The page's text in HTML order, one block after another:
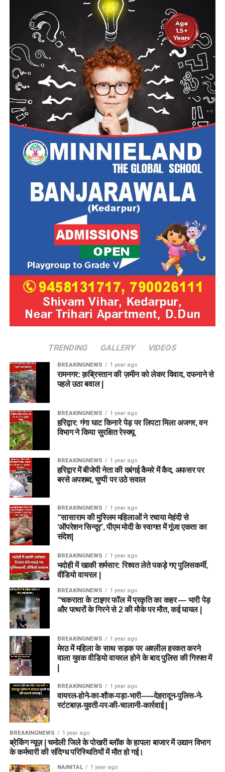
TRENDING GALLERY VIDEOS
BREAKINGNEWS 1 year ago
रामनगर: क़ब्रिस्तान की ज़मीन को लेकर विवाद, दफनाने से
पहले उठा बवाल |
BREAKINGNEWS 1 year ago
हरिद्वार: गंगा घाट किनारे पेड़ पर लिपटा मिला अजगर, वन
विभाग ने किया सुरक्षित रेस्क्यू
BREAKINGNEWS 1 year ago
हरिद्वार में बीजेपी नेता की दबंगई कैमरे में कैद, अफसर पर
बरसे अपशब्द, चुप्पी पर उठे सवाल
BREAKINGNEWS 1 year ago
“सासाराम की मुस्लिम महिलाओं ने रचाया मेहंदी से
‘ऑपरेशन सिन्दूर’, पीएम मोदी के स्वागत में गूंजा एकता का
संदेश|
BREAKINGNEWS 1 year ago
भदोही में खाकी शर्मसार: रिश्वत लेते पकड़े गए पुलिसकर्मी,
वीडियो वायरल |
BREAKINGNEWS 1 year ago
“चकराता के टाइगर फॉल में प्रकृति का कहर — भारी पेड़
और पत्थरों के गिरने से 2 की मौके पर मौत, कई घायल |
BREAKINGNEWS 1 year ago
मेरठ में महिला के साथ सड़क पर अश्लील हरकत करने
वाला युवक वीडियो वायरल होने के बाद पुलिस की गिरफ्त में
BREAKINGNEWS 1 year ago
वायरल-होने-का-शौक-पड़ा-भारी-—-देहरादून-पुलिस-ने-
स्टंटबाज़-युवती-पर-की-चालानी-कार्रवाई |
BREAKINGNEWS 1 year ago
ब्रेकिंग न्यूज़ | चमोली जिले के पोखरी ब्लॉक के हापला बाजार में उद्यान विभाग
के कर्मचारी की संदिग्ध परिस्थितियों में मौत हो गई।
NAINITAL 1 year ago